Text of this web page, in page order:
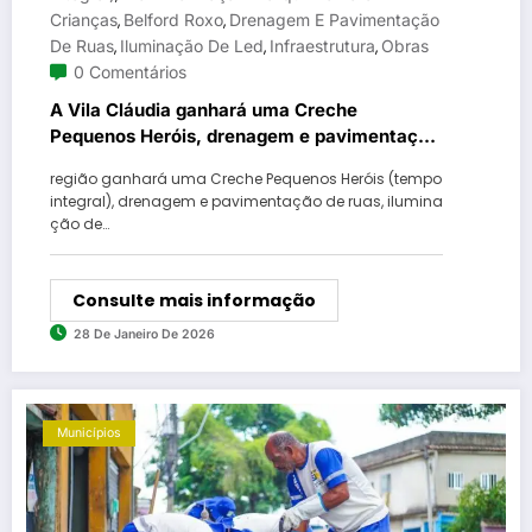
Crianças, Belford Roxo, Drenagem E Pavimentação
De Ruas, Iluminação De Led, Infraestrutura, Obras
0 Comentários
A Vila Cláudia ganhará uma Creche
Pequenos Heróis, drenagem e pavimentação
parquinho para crianças
região ganhará uma Creche Pequenos Heróis (tempo
integral), drenagem e pavimentação de ruas, ilumina
ção de…
Consulte mais informação
28 De Janeiro De 2026
Municípios